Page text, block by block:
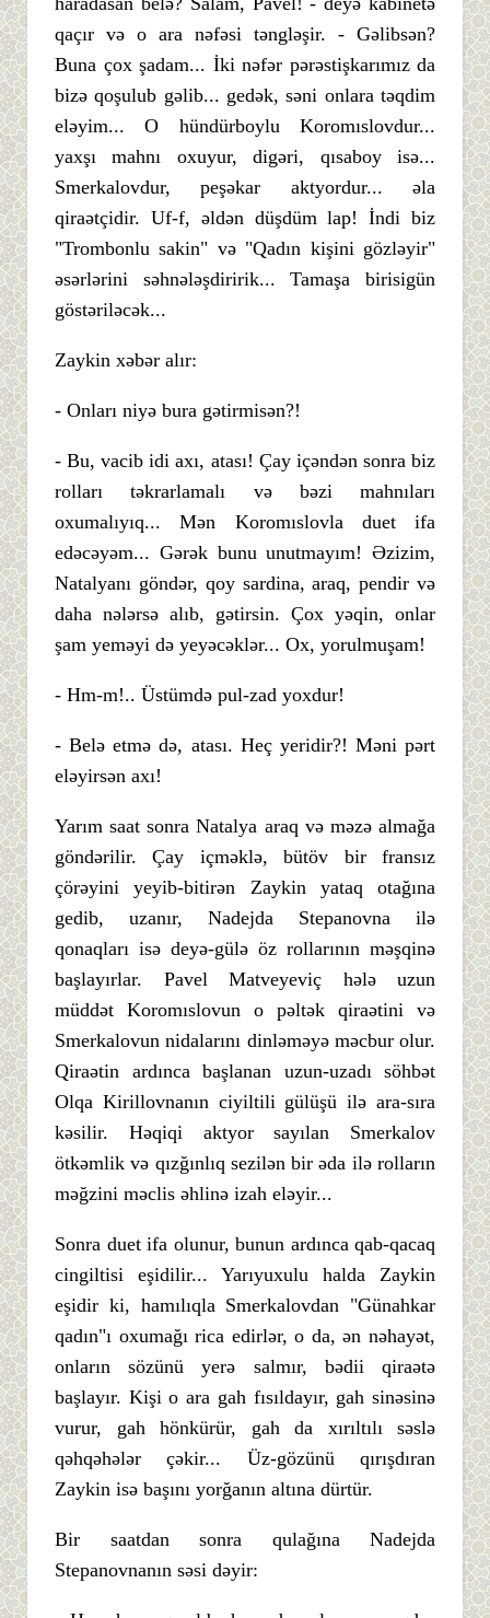
qaçır və o ara nəfəsi təngləşir. - Gəlibsən?
Buna çox şadam... İki nəfər pərəstişkarımız da
bizə qoşulub gəlib... gedək, səni onlara təqdim
eləyim... O hündürboylu Koromıslovdur...
yaxşı mahnı oxuyur, digəri, qısaboy isə...
Smerkalovdur, peşəkar aktyordur... əla
qiraətçidir. Uf-f, əldən düşdüm lap! İndi biz
"Trombonlu sakin" və "Qadın kişini gözləyir"
əsərlərini səhnələşdiririk... Tamaşa birisigün
göstəriləcək...
Zaykin xəbər alır:
- Onları niyə bura gətirmisən?!
- Bu, vacib idi axı, atası! Çay içəndən sonra biz
rolları təkrarlamalı və bəzi mahnıları
oxumalıyıq... Mən Koromıslovla duet ifa
edəcəyəm... Gərək bunu unutmayım! Əzizim,
Natalyanı göndər, qoy sardina, araq, pendir və
daha nələrsə alıb, gətirsin. Çox yəqin, onlar
şam yeməyi də yeyəcəklər... Ox, yorulmuşam!
- Hm-m!.. Üstümdə pul-zad yoxdur!
- Belə etmə də, atası. Heç yeridir?! Məni pərt
eləyirsən axı!
Yarım saat sonra Natalya araq və məzə almağa
göndərilir. Çay içməklə, bütöv bir fransız
çörəyini yeyib-bitirən Zaykin yataq otağına
gedib, uzanır, Nadejda Stepanovna ilə
qonaqları isə deyə-gülə öz rollarının məşqinə
başlayırlar. Pavel Matveyeviç hələ uzun
müddət Koromıslovun o pəltək qiraətini və
Smerkalovun nidalarını dinləməyə məcbur olur.
Qiraətin ardınca başlanan uzun-uzadı söhbət
Olqa Kirillovnanın ciyiltili gülüşü ilə ara-sıra
kəsilir. Həqiqi aktyor sayılan Smerkalov
ötkəmlik və qızğınlıq sezilən bir əda ilə rolların
məğzini məclis əhlinə izah eləyir...
Sonra duet ifa olunur, bunun ardınca qab-qacaq
cingiltisi eşidilir... Yarıyuxulu halda Zaykin
eşidir ki, hamılıqla Smerkalovdan "Günahkar
qadın"ı oxumağı rica edirlər, o da, ən nəhayət,
onların sözünü yerə salmır, bədii qiraətə
başlayır. Kişi o ara gah fısıldayır, gah sinəsinə
vurur, gah hönkürür, gah da xırıltılı səslə
qəhqəhələr çəkir... Üz-gözünü qırışdıran
Zaykin isə başını yorğanın altına dürtür.
Bir saatdan sonra qulağına Nadejda
Stepanovnanın səsi dəyir: